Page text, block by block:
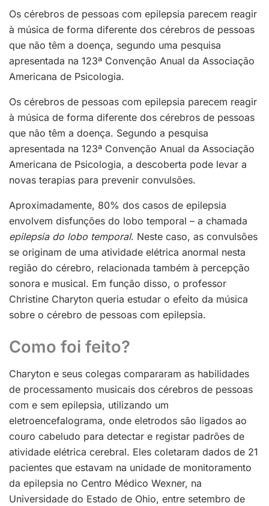
Os cérebros de pessoas com epilepsia parecem reagir
à música de forma diferente dos cérebros de pessoas
que não têm a doença, segundo uma pesquisa
apresentada na 123ª Convenção Anual da Associação
Americana de Psicologia.
Os cérebros de pessoas com epilepsia parecem reagir
à música de forma diferente dos cérebros de pessoas
que não têm a doença. Segundo a pesquisa
apresentada na 123ª Convenção Anual da Associação
Americana de Psicologia, a descoberta pode levar a
novas terapias para prevenir convulsões.
Aproximadamente, 80% dos casos de epilepsia
envolvem disfunções do lobo temporal – a chamada
epilepsia do lobo temporal. Neste caso, as convulsões
se originam de uma atividade elétrica anormal nesta
região do cérebro, relacionada também à percepção
sonora e musical. Em função disso, o professor
Christine Charyton queria estudar o efeito da música
sobre o cérebro de pessoas com epilepsia.
Como foi feito?
Charyton e seus colegas compararam as habilidades
de processamento musicais dos cérebros de pessoas
com e sem epilepsia, utilizando um
eletroencefalograma, onde eletrodos são ligados ao
couro cabeludo para detectar e registar padrões de
atividade elétrica cerebral. Eles coletaram dados de 21
pacientes que estavam na unidade de monitoramento
da epilepsia no Centro Médico Wexner, na
Universidade do Estado de Ohio, entre setembro de